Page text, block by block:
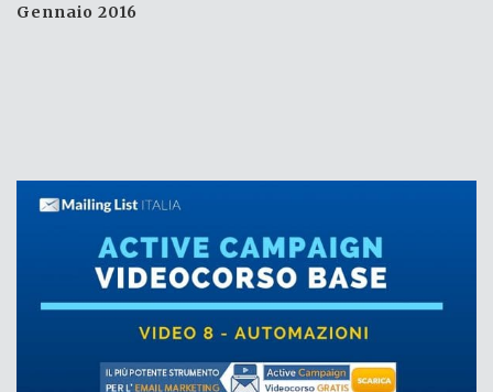
Gennaio 2016